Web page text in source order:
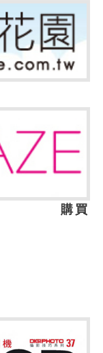
購買